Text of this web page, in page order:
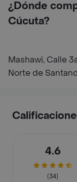
¿Dónde
Cúcuta?
Mashawi, Calle
Norte de
4.6
(34)